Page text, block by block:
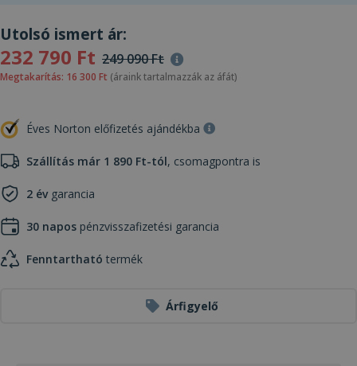
Utolsó ismert ár:
232 790 Ft 249 090 Ft
Megtakarítás: 16 300 Ft (áraink tartalmazzák az áfát)
Éves Norton előfizetés ajándékba
Szállítás már 1 890 Ft-tól, csomagpontra is
2 évgarancia
30 napos pénzvisszafizetési garancia
Fenntartható termék
Árfigyelő